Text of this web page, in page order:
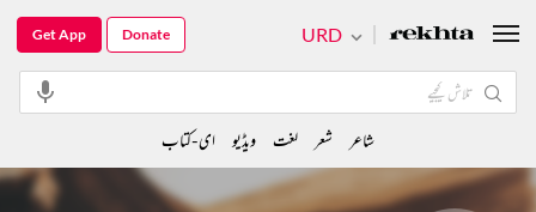
URD
Get App Donate
شاعر شعر لغت ویڈیو ای-کتاب